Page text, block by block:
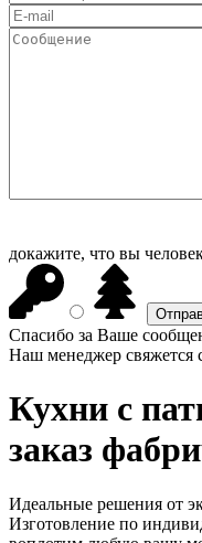
докажите, что вы
Спасибо за Ваше
Наш менеджер свяжется
Кухни с
заказ
Идеальные решения от
Изготовление по